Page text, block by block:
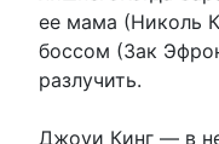
ее мама (Николь
боссом (Зак
разлучить.
Джоуи Кинг — в